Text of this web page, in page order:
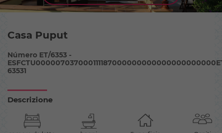
Casa Puput
Número ET/6353 -
63531
Descrizione